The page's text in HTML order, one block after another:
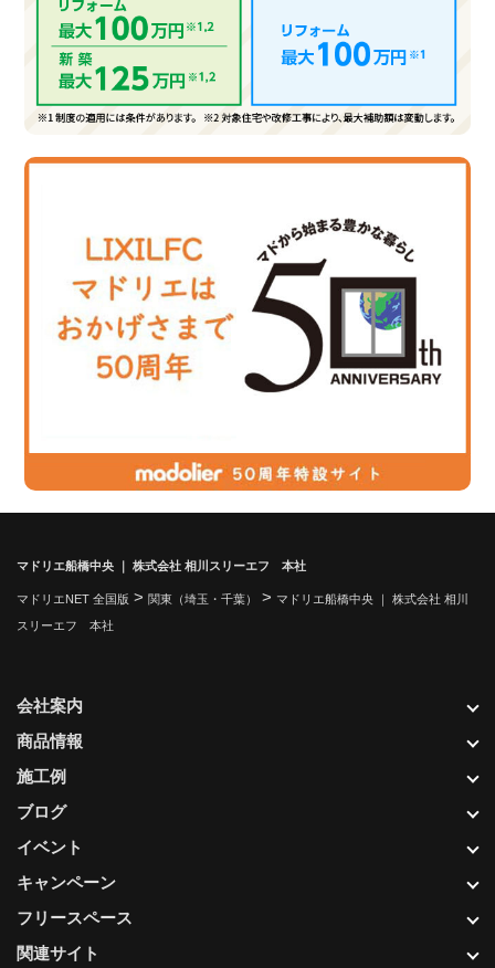
マドリエ船橋中央 ｜ 株式会社 相川スリーエフ 本社
マドリエNET 全国版 > 関東（埼玉・千葉） > マドリエ船橋中央 ｜ 株式会社 相川
スリーエフ 本社
会社案内
商品情報
施工例
ブログ
イベント
キャンペーン
フリースペース
関連サイト